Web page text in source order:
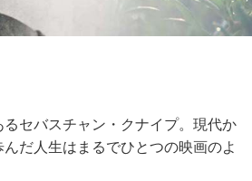
セバスチャン・クナイプ。現代か
だ人生はまるでひとつの映画のよ